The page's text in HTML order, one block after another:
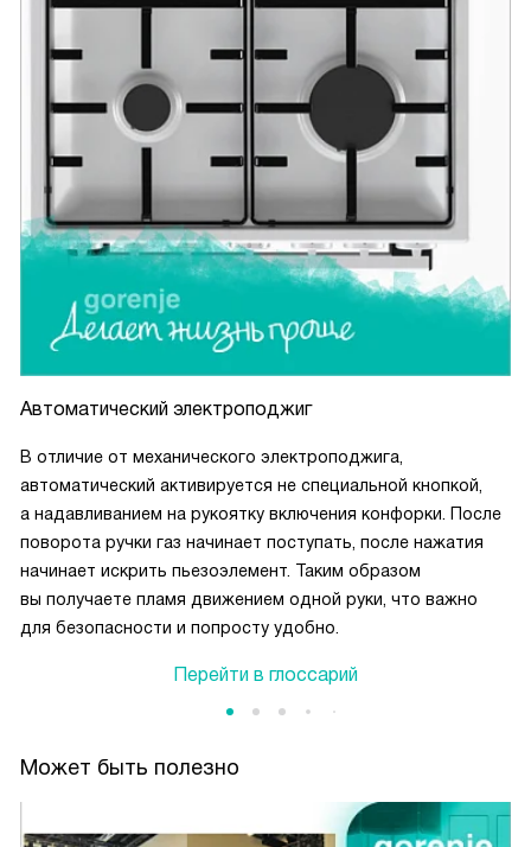
Автоматический электроподжиг
В отличие от механического электроподжига,
автоматический активируется не специальной кнопкой,
а надавливанием на рукоятку включения конфорки. После
поворота ручки газ начинает поступать, после нажатия
начинает искрить пьезоэлемент. Таким образом
вы получаете пламя движением одной руки, что важно
для безопасности и попросту удобно.
Перейти в глоссарий
Может быть полезно